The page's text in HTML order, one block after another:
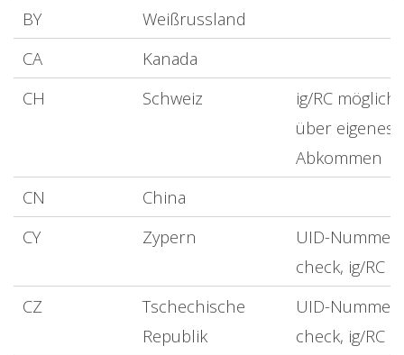
BY
Weißrussland
CA
Kanada
CH
Schweiz
ig/RC möglich
über eigenes
Abkommen
CN
China
CY
Zypern
UID-Nummer
check, ig/RC
CZ
Tschechische
Republik
UID-Nummer
check, ig/RC